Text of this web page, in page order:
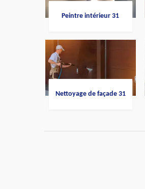
Peintre intérieur 31
Nettoyage de façade 31